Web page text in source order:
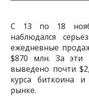
С 13 по 18
наблюдался
ежедневные
$870 млн. За эти
выведено почти
курса биткоина и
рынке.